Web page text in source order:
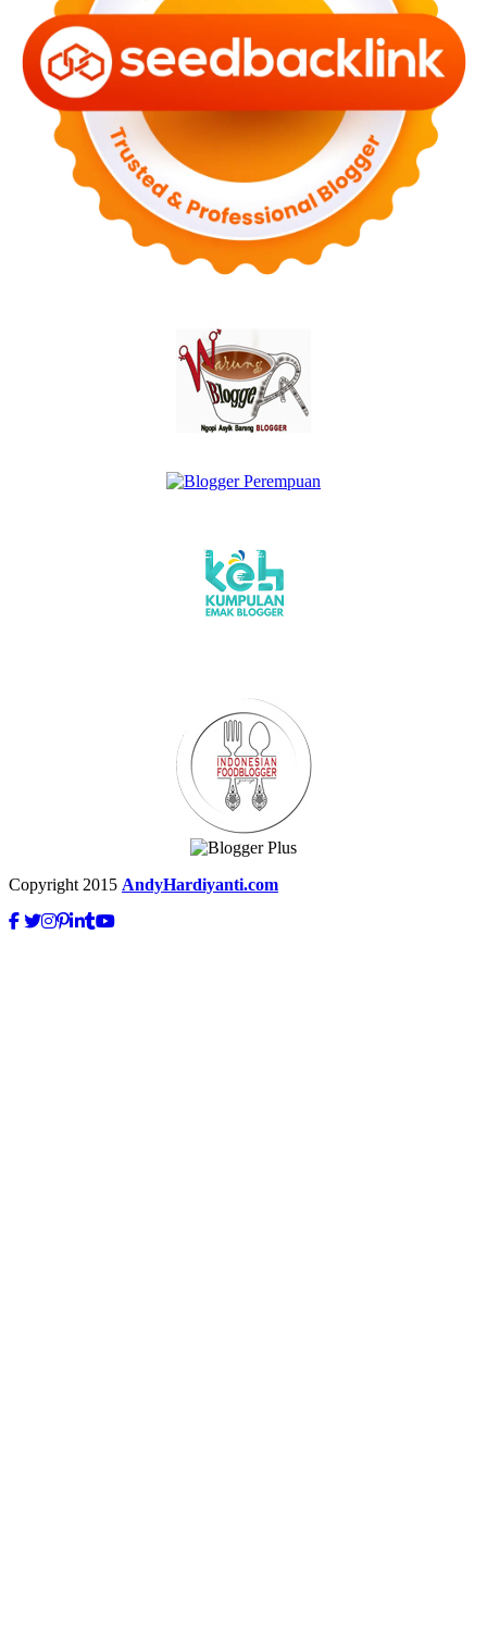
Copyright 2015 AndyHardiyanti.com